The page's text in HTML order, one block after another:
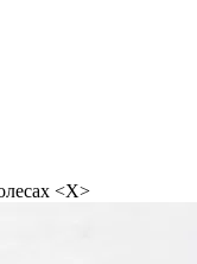
<Х>